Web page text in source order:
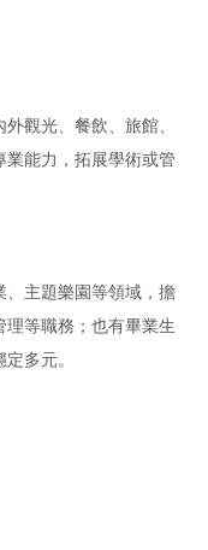
觀光、餐飲、旅館、
能力，拓展學術或管
、主題樂園等領域，擔
等職務；也有畢業生
多元。